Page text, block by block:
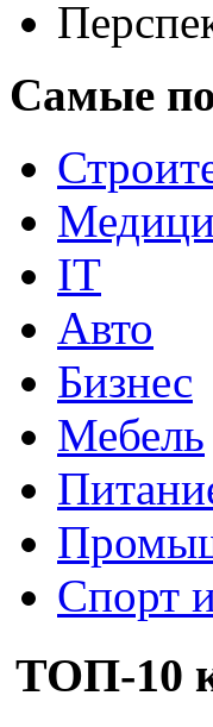
Самые
IT
Авто
Бизнес
Мебель
Спорт
ТОП-10